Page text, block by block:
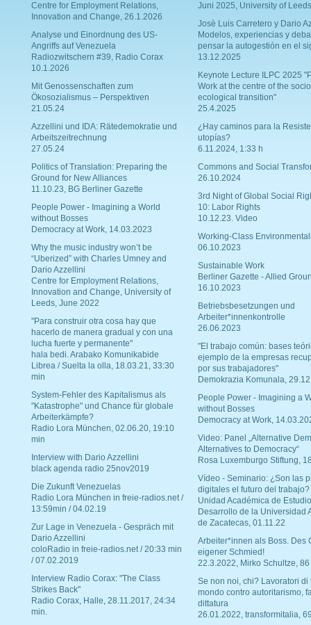
Centre for Employment Relations,
Innovation and Change, 26.1.2026
Analyse und Einordnung des US-
Angriffs auf Venezuela
Radiozwitschern #39, Radio Corax
10.1.2026
Mit Genossenschaften zum
Ökosozialismus – Perspektiven
21.05.24
Azzellini und IDA: Rätedemokratie und
Arbeitszeitrechnung
27.05.24
Politics of Translation: Preparing the
Ground for New Alliances
11.10.23, BG Berliner Gazette
People Power - Imagining a World
without Bosses
Democracy at Work, 14.03.2023
Why the music industry won’t be
“Uberized” with Charles Umney and
Dario Azzellini
Centre for Employment Relations,
Innovation and Change, University of
Leeds, June 2022
"Para construir otra cosa hay que
hacerlo de manera gradual y con una
lucha fuerte y permanente"
hala bedi. Arabako Komunikabide
Librea / Suelta la olla, 18.03.21, 33:30
min
System-Fehler des Kapitalismus als
"Katastrophe" und Chance für globale
Arbeiterkämpfe?
Radio Lora München, 02.06.20, 19:10
min
Interview with Dario Azzellini
black agenda radio 25nov2019
Die Zukunft Venezuelas
Radio Lora München in freie-radios.net /
13:59min / 04.02.19
Zur Lage in Venezuela - Gespräch mit
Dario Azzellini
coloRadio in freie-radios.net / 20:33 min
/ 07.02.2019
Interview Radio Corax: "The Class
Strikes Back"
Radio Corax, Halle, 28.11.2017, 24:34
min.
Juni 2025, University of Leeds
Josè Luis Carretero y Dario
Modelos, experiencias y
pensar la autogestión en el
13.12.2025
Keynote Lecture ILPC 2025
Work at the centre of the
ecological transition"
25.4.2025
¿Hay caminos para la
utopías?
6.11.2024, 1:33 h
Commons and Social
26.10.2024
3rd Night of Global Social
10: Labor Rights
10.12.23. Video
Working-Class
06.10.2023
Sustainable Work
Berliner Gazette - Allied
16.10.2023
Betriebsbesetzungen und
Arbeiter*innenkontrolle
26.06.2023
"El trabajo común: bases
ejemplo de la empresas
por sus trabajadores"
Demokrazia Komunala,
People Power - Imagining a
without Bosses
Democracy at Work,
Video: Panel „Alternative
Alternatives to Democracy“
Rosa Luxemburgo Stiftung,
Vídeo - Seminario: ¿Son las
digitales el futuro del trabajo?
Unidad Académica de
Desarrollo de la Universidad
de Zacatecas, 01.11.22
Arbeiter*innen als Boss. Des
eigener Schmied!
22.3.2022, Mirko Schultze, 86
Se non noi, chi? Lavoratori di
mondo contro autoritarismo,
dittatura
26.01.2022, transformitalia,